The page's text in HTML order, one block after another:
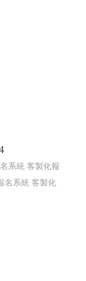
系統 客製化報
名系統 客製化